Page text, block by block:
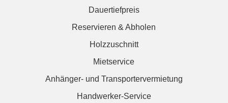
Dauertiefpreis
Reservieren & Abholen
Holzzuschnitt
Mietservice
Anhänger- und Transportervermietung
Handwerker-Service